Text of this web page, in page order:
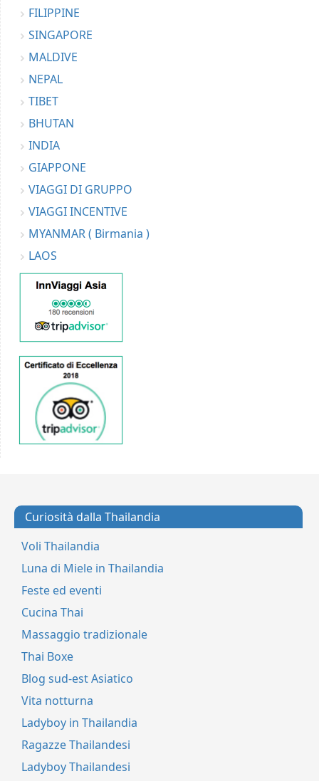
FILIPPINE
SINGAPORE
MALDIVE
NEPAL
TIBET
BHUTAN
INDIA
GIAPPONE
VIAGGI DI GRUPPO
VIAGGI INCENTIVE
MYANMAR ( Birmania )
LAOS
Curiosità dalla Thailandia
Voli Thailandia
Luna di Miele in Thailandia
Feste ed eventi
Cucina Thai
Massaggio tradizionale
Thai Boxe
Blog sud-est Asiatico
Vita notturna
Ladyboy in Thailandia
Ragazze Thailandesi
Ladyboy Thailandesi